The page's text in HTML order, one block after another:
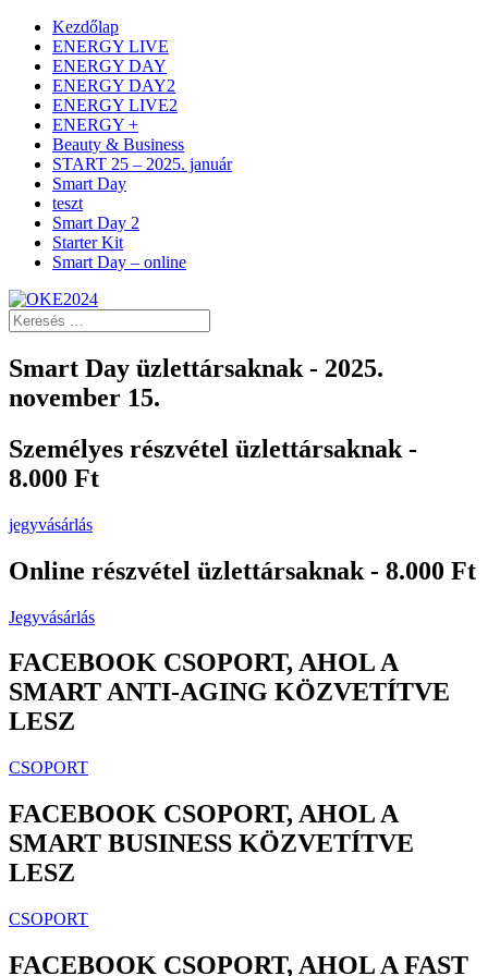
Kezdőlap
ENERGY LIVE
ENERGY DAY
ENERGY DAY2
ENERGY LIVE2
ENERGY +
Beauty & Business
START 25 – 2025. január
Smart Day
teszt
Smart Day 2
Starter Kit
Smart Day – online
Smart Day üzlettársaknak - 2025.
november 15.
Személyes részvétel üzlettársaknak -
8.000 Ft
jegyvásárlás
Online részvétel üzlettársaknak - 8.000 Ft
Jegyvásárlás
FACEBOOK CSOPORT, AHOL A
SMART ANTI-AGING KÖZVETÍTVE
LESZ
CSOPORT
FACEBOOK CSOPORT, AHOL A
SMART BUSINESS KÖZVETÍTVE
LESZ
CSOPORT
FACEBOOK CSOPORT, AHOL A FAST